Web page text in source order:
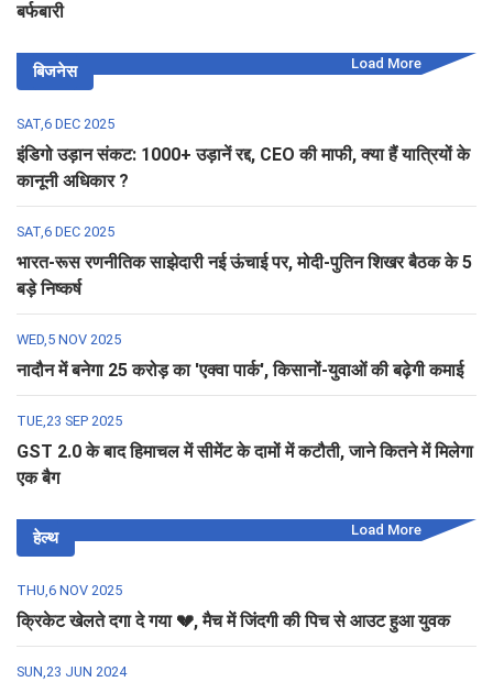
बर्फबारी
बिजनेस Load More
SAT,6 DEC 2025
इंडिगो उड़ान संकट: 1000+ उड़ानें रद्द, CEO की माफी, क्या हैं यात्रियों के
कानूनी अधिकार ?
SAT,6 DEC 2025
भारत-रूस रणनीतिक साझेदारी नई ऊंचाई पर, मोदी-पुतिन शिखर बैठक के 5
बड़े निष्कर्ष
WED,5 NOV 2025
नादौन में बनेगा 25 करोड़ का 'एक्वा पार्क', किसानों-युवाओं की बढ़ेगी कमाई
TUE,23 SEP 2025
GST 2.0 के बाद हिमाचल में सीमेंट के दामों में कटौती, जाने कितने में मिलेगा
एक बैग
हेल्थ Load More
THU,6 NOV 2025
क्रिकेट खेलते दगा दे गया 💔, मैच में जिंदगी की पिच से आउट हुआ युवक
SUN,23 JUN 2024